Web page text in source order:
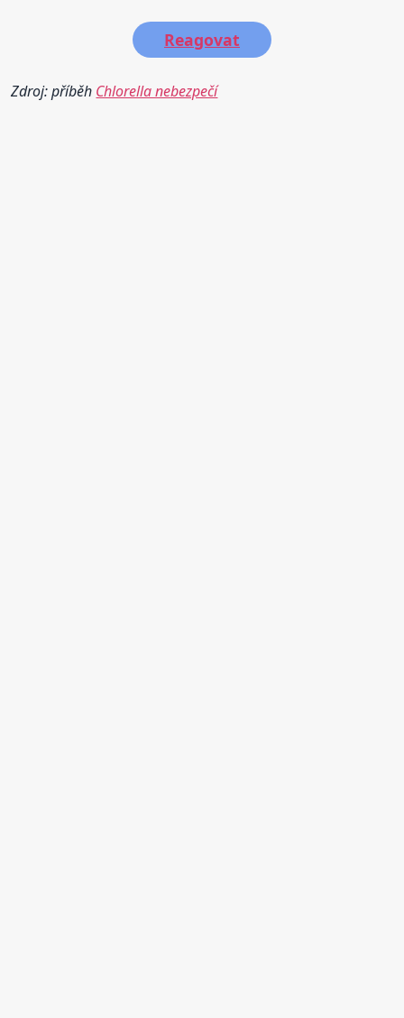
Reagovat
Zdroj: příběh Chlorella nebezpečí